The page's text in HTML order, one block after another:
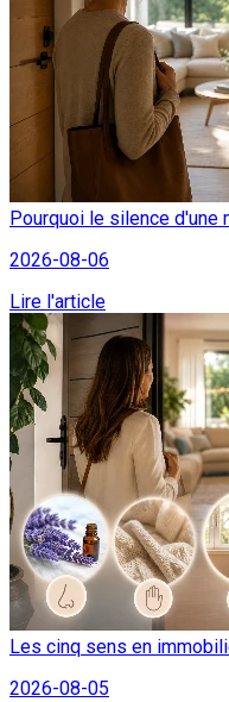
Pourquoi le silence d'une
2026-08-06
Lire l'article
Les cinq sens en
2026-08-05